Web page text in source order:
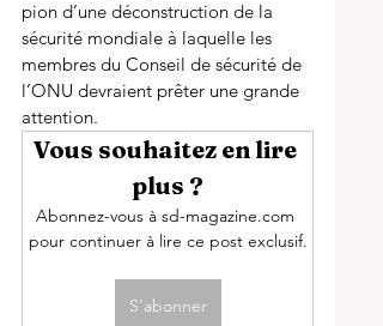
pion d’une déconstruction de la
sécurité mondiale à laquelle les
membres du Conseil de sécurité de
l’ONU devraient prêter une grande
attention.
Vous souhaitez en lire
plus ?
Abonnez-vous à sd-magazine.com
pour continuer à lire ce post exclusif.
S'abonner